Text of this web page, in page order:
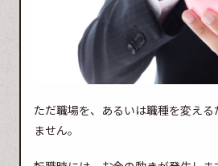
ただ職場を、あるいは職種を変え
ません。